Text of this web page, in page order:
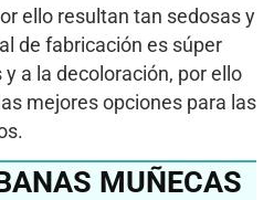
ello resultan tan sedosas y
de fabricación es súper
a la decoloración, por ello
mejores opciones para las
MUÑECAS